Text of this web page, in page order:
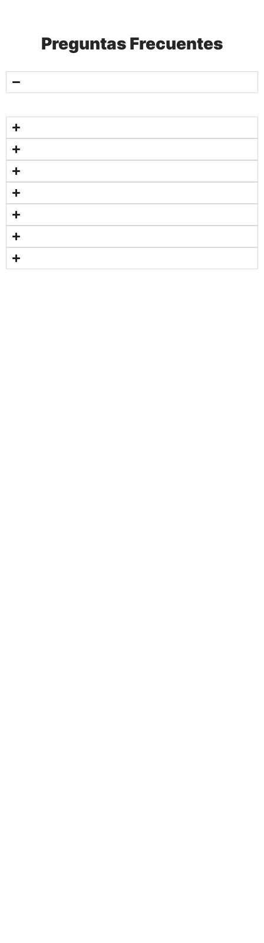
Preguntas Frecuentes